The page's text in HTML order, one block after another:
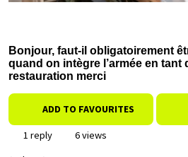
Bonjour, faut-il obligatoirement
quand on intègre l’armée en tant
restauration merci
ADD TO FAVOURITES
1 reply
6 views